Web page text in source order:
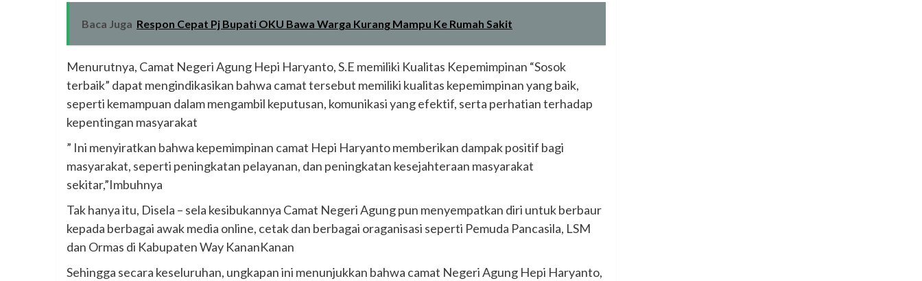
Baca Juga Respon Cepat Pj Bupati OKU Bawa Warga Kurang Mampu Ke Rumah Sakit
Menurutnya, Camat Negeri Agung Hepi Haryanto, S.E memiliki Kualitas Kepemimpinan “Sosok
terbaik” dapat mengindikasikan bahwa camat tersebut memiliki kualitas kepemimpinan yang baik,
seperti kemampuan dalam mengambil keputusan, komunikasi yang efektif, serta perhatian terhadap
kepentingan masyarakat
” Ini menyiratkan bahwa kepemimpinan camat Hepi Haryanto memberikan dampak positif bagi
masyarakat, seperti peningkatan pelayanan, dan peningkatan kesejahteraan masyarakat
sekitar,”Imbuhnya
Tak hanya itu, Disela – sela kesibukannya Camat Negeri Agung pun menyempatkan diri untuk berbaur
kepada berbagai awak media online, cetak dan berbagai oraganisasi seperti Pemuda Pancasila, LSM
dan Ormas di Kabupaten Way KananKanan
Sehingga secara keseluruhan, ungkapan ini menunjukkan bahwa camat Negeri Agung Hepi Haryanto,